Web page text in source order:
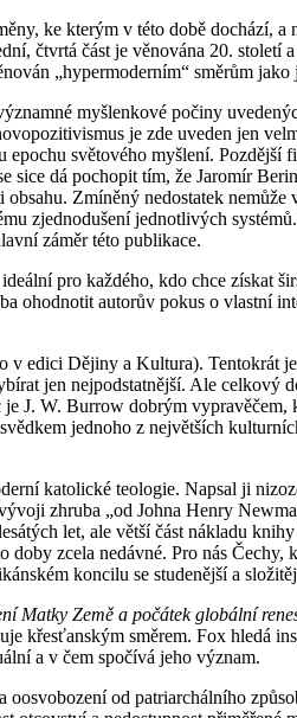
ke kterým v této době dochází,
čtvrtá část je věnována 20.
„hypermoderním“ směrům jako
myšlenkové počiny
je zde uveden jen
světového myšlení.
dá pochopit tím, že Jaromír
Zmíněný nedostatek
zjednodušení jednotlivých
záměr této publikace.
pro každého, kdo chce získat
ohodnotit autorův pokus o vlastní
edici Dějiny a Kultura). Tentokrát
jen nejpodstatnější. Ale celkový
J. W. Burrow dobrým
jednoho z největších
katolické teologie. Napsal ji
zhruba „od Johna Henry
let, ale větší část nákladu
zcela nedávné. Pro nás
koncilu se studenější a
Matky Země a počátek globální
křesťanským směrem. Fox hledá
a v čem spočívá jeho význam.
od patriarchálního